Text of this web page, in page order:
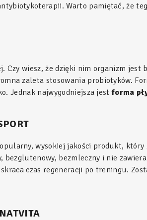
Warto pamiętać, że
wiesz, że dzięki nim organizm jest
zaleta stosowania probiotyków.
Jednak najwygodniejsza jestforma
wysokiej jakości produkt,
bezmleczny i nie
czas regeneracji po treningu.